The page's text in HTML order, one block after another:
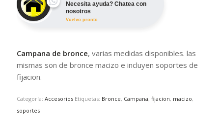
Necesita ayuda? Chatea con
nosotros
Vuelvo pronto
Campana de bronce, varias medidas disponibles. las
mismas son de bronce macizo e incluyen soportes de
fijacion.
Categoría: Accesorios Etiquetas: Bronce, Campana, fijacion, macizo,
soportes